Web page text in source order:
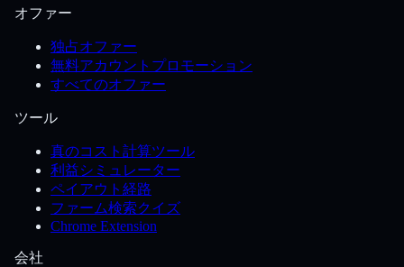
オファー
独占オファー
無料アカウントプロモーション
すべてのオファー
ツール
真のコスト計算ツール
利益シミュレーター
ペイアウト経路
ファーム検索クイズ
Chrome Extension
会社